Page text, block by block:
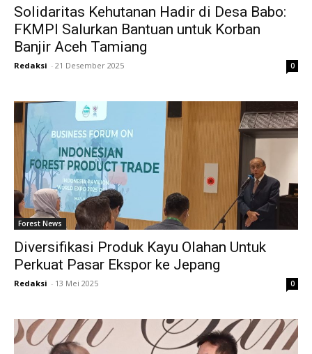
Solidaritas Kehutanan Hadir di Desa Babo:
FKMPI Salurkan Bantuan untuk Korban
Banjir Aceh Tamiang
Redaksi - 21 Desember 2025 0
Forest News
Diversifikasi Produk Kayu Olahan Untuk
Perkuat Pasar Ekspor ke Jepang
Redaksi - 13 Mei 2025 0